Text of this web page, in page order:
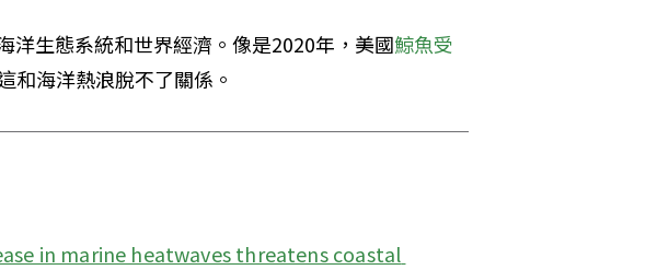
洋生態系統和世界經濟。像是2020年，美國鯨魚受
和海洋熱浪脫不了關係。
in marine heatwaves threatens coastal